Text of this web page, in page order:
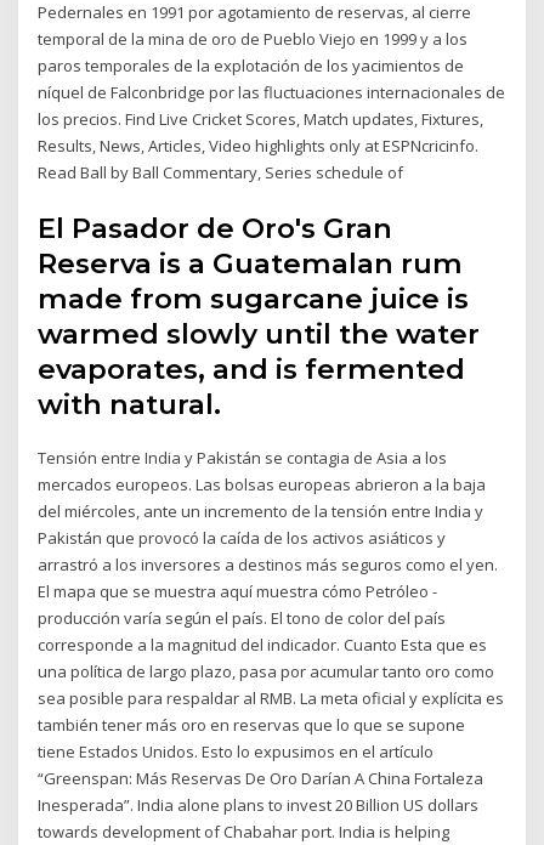
Pedernales en 1991 por agotamiento de reservas, al cierre
temporal de la mina de oro de Pueblo Viejo en 1999 y a los
paros temporales de la explotación de los yacimientos de
níquel de Falconbridge por las fluctuaciones internacionales de
los precios. Find Live Cricket Scores, Match updates, Fixtures,
Results, News, Articles, Video highlights only at ESPNcricinfo.
Read Ball by Ball Commentary, Series schedule of
El Pasador de Oro's Gran
Reserva is a Guatemalan rum
made from sugarcane juice is
warmed slowly until the water
evaporates, and is fermented
with natural.
Tensión entre India y Pakistán se contagia de Asia a los
mercados europeos. Las bolsas europeas abrieron a la baja
del miércoles, ante un incremento de la tensión entre India y
Pakistán que provocó la caída de los activos asiáticos y
arrastró a los inversores a destinos más seguros como el yen.
El mapa que se muestra aquí muestra cómo Petróleo -
producción varía según el país. El tono de color del país
corresponde a la magnitud del indicador. Cuanto Esta que es
una política de largo plazo, pasa por acumular tanto oro como
sea posible para respaldar al RMB. La meta oficial y explícita es
también tener más oro en reservas que lo que se supone
tiene Estados Unidos. Esto lo expusimos en el artículo
“Greenspan: Más Reservas De Oro Darían A China Fortaleza
Inesperada”. India alone plans to invest 20 Billion US dollars
towards development of Chabahar port. India is helping